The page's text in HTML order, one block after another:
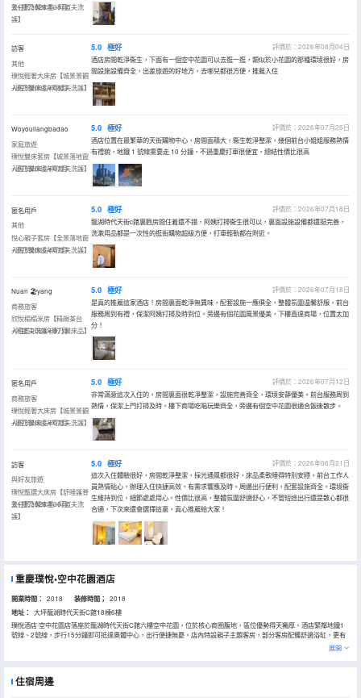
墊+康乃馨床品+阿道夫洗
護】
入住於2026年08月
訪客
其他
璞悅輕奢大床房【城景景觀
+康乃馨床品+阿道夫洗護】
入住於2026年08月
5.0 極好
評價於：2026年08月04日
酒店房間乾淨衞生，下面有一個空中花園可以去逛一逛，類似於小花園的那種環境很好，房
間設施設備齊全，出差旅遊的好地方，去哪兒都很方便，推薦入住
Woyouliangbadao
家庭旅遊
璞悅雙床套房【城景落地窗
+康乃馨床品+阿道夫洗護】
入住於2026年07月
5.0 極好
評價於：2026年07月25日
酒店位置在最繁華的天街購物中心，房間面積大，衞生乾淨整潔，幾個前台小姐姐服務熱情
有禮貌，地鐵 1 號線需要走 10 分鐘，不過重慶打車很便宜，總結性價比很高
匿名用戶
其他
悅心親子套房【全景落地窗
+康乃馨床品+阿道夫洗護】
入住於2026年07月
5.0 極好
評價於：2026年07月18日
龍湖時代天街c館裏麪房間住着還不錯，阿姨打掃衞生很可以，裏面設施設備都還挺完善，
洗漱用品都是一次性的逛街購物超級方便，打車輕軌都在附近。
Nuan 🏖yang
商務旅客
欣悅榻榻米房【精緻茶台
+阿道夫洗護+康乃馨床品】
入住於2026年07月
5.0 極好
評價於：2026年07月18日
是真的推薦這家酒店！房間裏面乾淨無異味，配套設施一應俱全，整體氛圍温馨舒服。前台
服務周到有禮，保潔阿姨打掃及時到位。旁邊有個花園風景優美，下樓直達商場，位置太加
分！
匿名用戶
商務旅客
璞悅輕奢大床房【城景景觀
+康乃馨床品+阿道夫洗護】
入住於2026年07月
5.0 極好
評價於：2026年07月12日
非常滿意這次入住的，房間裏面很乾凈整潔，設施完善齊全，環境安靜優美。前台服務周到
熱情，保潔上門打掃及時。樓下商場吃喝玩樂齊全，旁邊有個空中花園很適合飯後散步。
訪客
與好友旅遊
璞悅甑選大床房【舒睡護脊
墊+康乃馨床品+阿道夫洗
護】
入住於2026年06月
5.0 極好
評價於：2026年06月21日
這次入住體驗很好，房間乾淨整潔，採光通風都很好，床品柔軟睡得特別安穩。前台工作人
員熱情貼心，辦理入住快捷高效，有需求響應及時。周邊出行便利，配套設施齊全，環境衞
生維持到位，細節處處用心。性價比很高，整體氛圍舒適舒心，不管短途出行還是散心都很
合適，下次來還會選擇這裏，真心推薦給大家！
重慶璞悅•空中花園酒店
開業時間： 2018 装修時間； 2018
地址：
大坪龍湖時代天街C館18棟6樓
璞悅酒店·空中花園店落座於龍湖時代天街C館六樓空中花園，位於核心商圈腹地，區位優勢得天獨厚。酒店緊鄰地鐵1
號線、2號線，步行15分鐘即可抵達奧體中心，出行便捷無憂。店內特設親子主題客房，部分客房配備舒適浴缸，更有
露天湯池供賓客放鬆身心。清晨醒來，可享用地道重慶特色早餐，開啟活力滿滿的一天。無論是舉家出遊的親子旅客，
展開
住宿周邊